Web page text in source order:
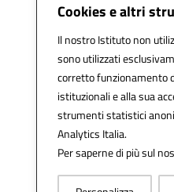
Cookies e altri
Il nostro Istituto non
sono utilizzati
corretto funzionamento
istituzionali e alla sua
strumenti statistici
Analytics Italia.
Per saperne di più sul